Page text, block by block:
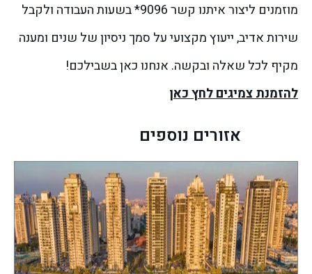
מוזמנים ליצור איתנו קשר 9096* בשעות העבודה ולקבל
שירות אדיב, ייעוץ מקצועי על סמך ניסיון של שנים ומענה
מקיף לכל שאלה ובקשה. אנחנו כאן בשבילכם!
להזמנת צמיגים לחץ כאן
אזורים נוספים